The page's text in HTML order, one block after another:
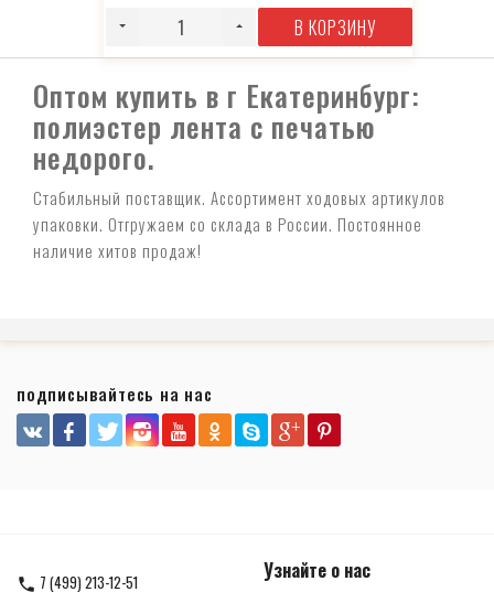
В КОРЗИНУ
Оптом купить в г Екатеринбург:
полиэстер лента с печатью
недорого.
Стабильный поставщик. Ассортимент ходовых артикулов
упаковки. Отгружаем со склада в России. Постоянное
наличие хитов продаж!
подписывайтесь на нас
7 (499) 213-12-51 Узнайте о нас